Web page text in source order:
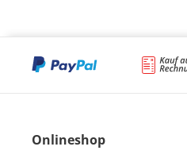
Onlineshop